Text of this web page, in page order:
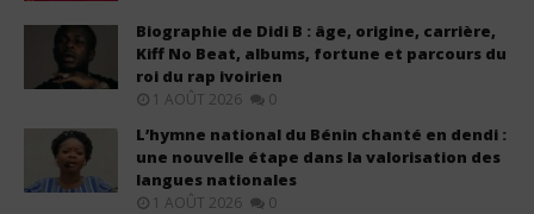
Biographie de Didi B : âge, origine, carrière,
Kiff No Beat, albums, fortune et parcours du
roi du rap ivoirien
1 AOÛT 2026 0
L’hymne national du Bénin chanté en dendi :
une nouvelle étape dans la valorisation des
langues nationales
1 AOÛT 2026 0